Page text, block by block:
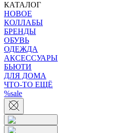
КАТАЛОГ
НОВОЕ
КОЛЛАБЫ
БРЕНДЫ
ОБУВЬ
ОДЕЖДА
АКСЕССУАРЫ
БЬЮТИ
ДЛЯ ДОМА
ЧТО-ТО ЕЩЁ
%sale